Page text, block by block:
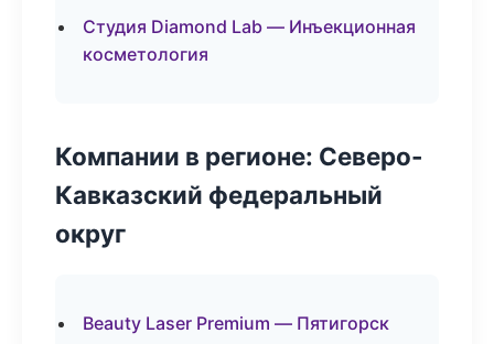
Студия Diamond Lab — Инъекционная
косметология
Компании в регионе: Северо-
Кавказский федеральный
округ
Beauty Laser Premium — Пятигорск